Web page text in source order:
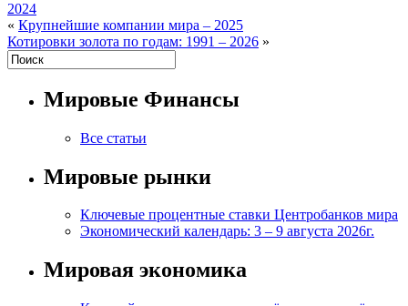
2024
« Крупнейшие компании мира – 2025
Котировки золота по годам: 1991 – 2026 »
Мировые Финансы
Все статьи
Мировые рынки
Ключевые процентные ставки Центробанков мира
Экономический календарь: 3 – 9 августа 2026г.
Мировая экономика